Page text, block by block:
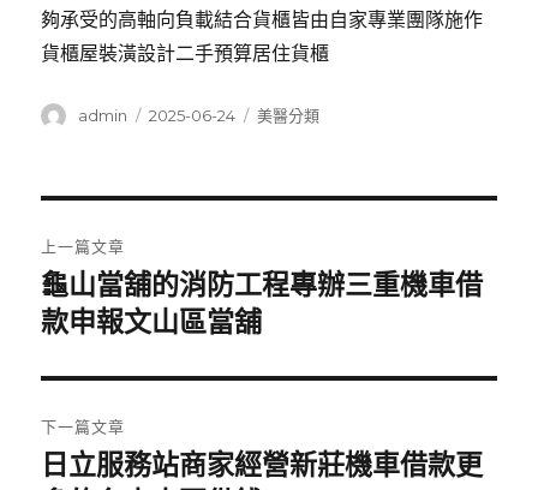
夠承受的高軸向負載結合貨櫃皆由自家專業團隊施作
貨櫃屋裝潢設計二手預算居住貨櫃
作
admin
發
2025-06-24
分
美醫分類
章
導
覽
上一篇文章
上
一
文
章:
龜山當舖的消防工程專辦三重機車借
款申報文山區當舖
下一篇文章
下
日立服務站商家經營新莊機車借款更